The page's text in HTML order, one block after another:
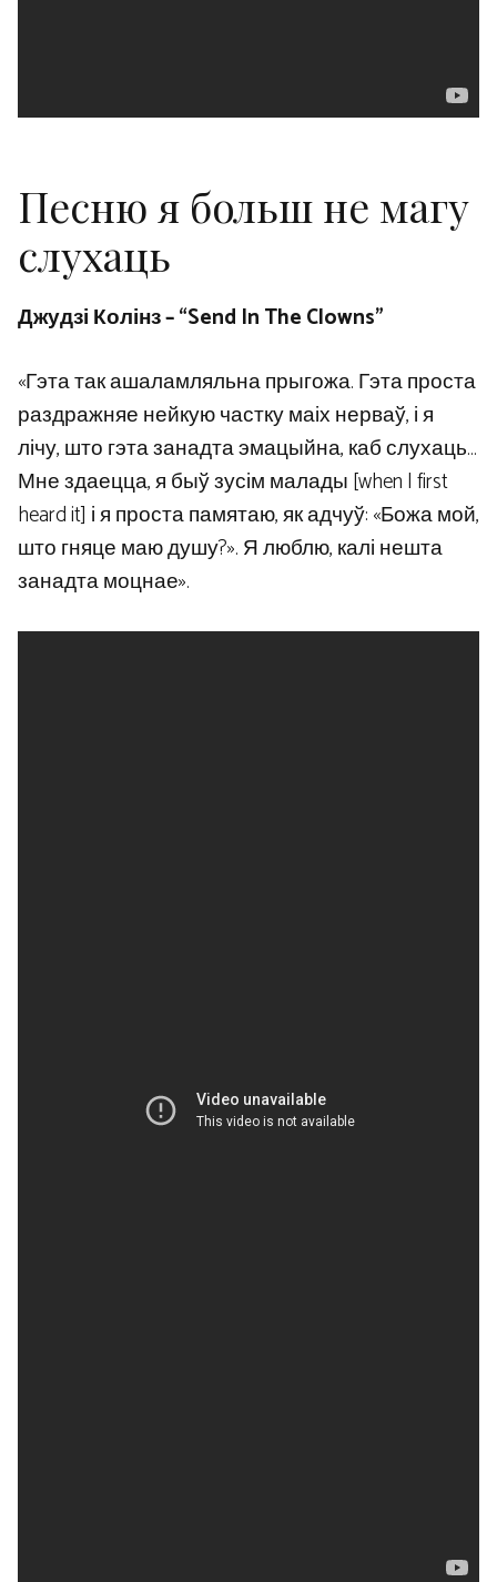
Песню я больш не магу
слухаць
Джудзі Колінз – “Send In The Clowns”
«Гэта так ашаламляльна прыгожа. Гэта проста
раздражняе нейкую частку маіх нерваў, і я
лічу, што гэта занадта эмацыйна, каб слухаць…
Мне здаецца, я быў зусім малады [when I first
heard it] і я проста памятаю, як адчуў: «Божа мой,
што гняце маю душу?». Я люблю, калі нешта
занадта моцнае».